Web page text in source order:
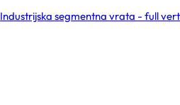
Industrijska segmentna vrata - full